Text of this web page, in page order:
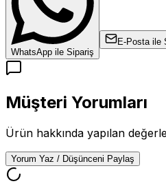
WhatsApp ile Sipariş
E-Posta ile
Müşteri Yorumları
Ürün hakkında yapılan
Yorum Yaz / Düşünceni Paylaş